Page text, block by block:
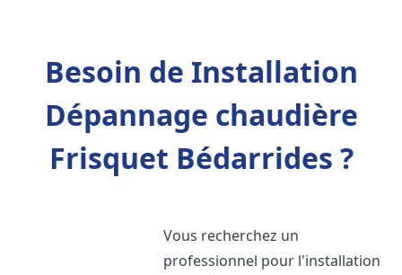
Besoin de Installation
Dépannage chaudière
Frisquet Bédarrides ?
Vous recherchez un
professionnel pour l'installation